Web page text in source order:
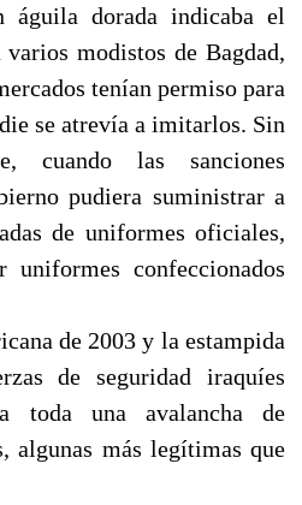
águila dorada indicaba el
modistos de Bagdad,
tenían permiso para
se atrevía a imitarlos. Sin
cuando las sanciones
pudiera suministrar a
de uniformes oficiales,
uniformes confeccionados
de 2003 y la estampida
de seguridad iraquíes
toda una avalancha de
algunas más legítimas que